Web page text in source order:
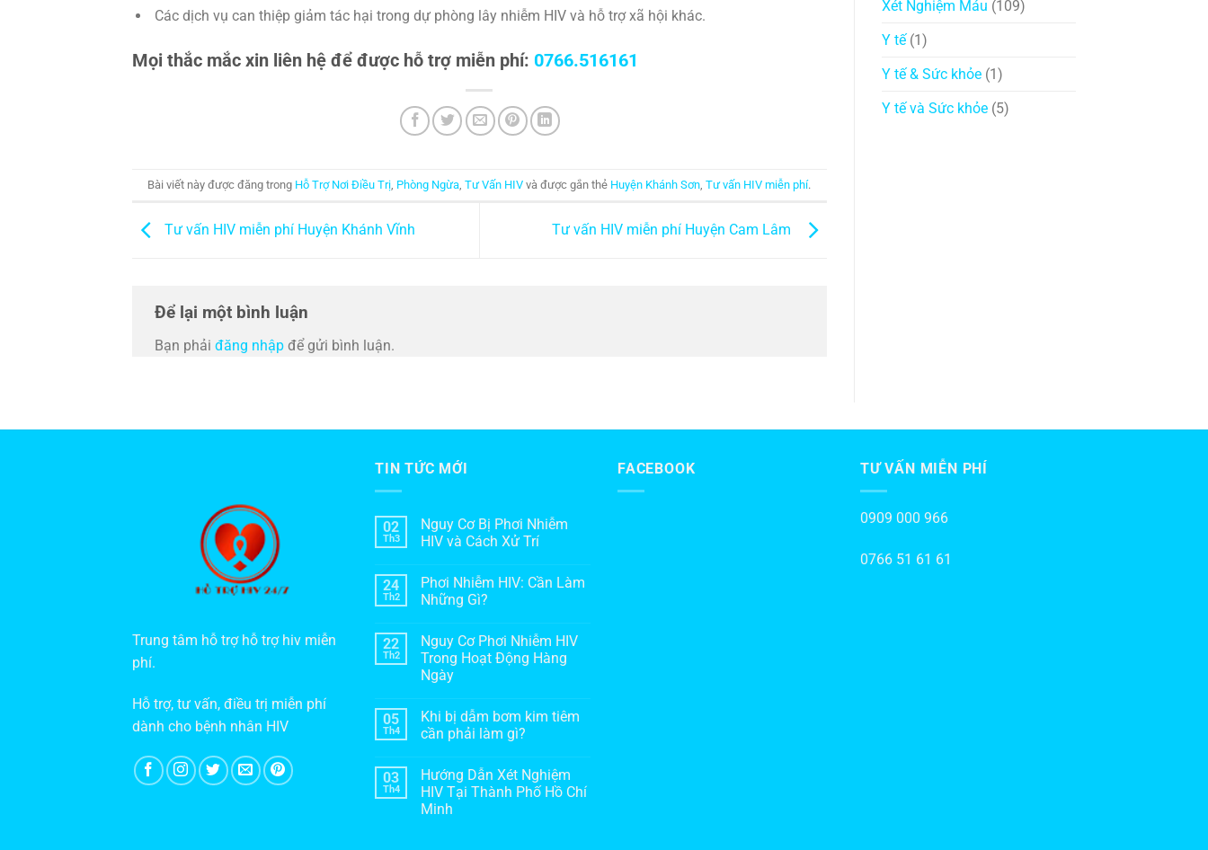
Các dịch vụ can thiệp giảm tác hại trong dự phòng lây nhiễm HIV và hỗ trợ xã hội khác.
Mọi thắc mắc xin liên hệ để được hỗ trợ miễn phí: 0766.516161
Bài viết này được đăng trong Hỗ Trợ Nơi Điều Trị Phòng Ngừa ,Tư Vấn HIV và được gắn thẻ Huyện Khánh Sơn ,Tư vấn HIV miễn phí.
Tư vấn HIV miễn phí Huyện Khánh Vĩnh Tư vấn HIV miễn phí Huyện Cam Lâm
Để lại một bình luận
Bạn phải đăng nhập để gửi bình luận.
Xét Nghiệm Máu (109)
Y tế(1)
Y tế & Sức khỏe(1)
Y tế và Sức khỏe(5)
Trung tâm hỗ trợ hỗ trợ hiv miễn
phí.
Hỗ trợ, tư vấn, điều trị miễn phí
dành cho bệnh nhân HIV
TIN TỨC MỚI
02
Th3
Nguy Cơ Bị Phơi Nhiễm
HIV và Cách Xử Trí
24
Th2
Phơi Nhiễm HIV: Cần Làm
Những Gì?
22
Th2
Nguy Cơ Phơi Nhiễm HIV
Trong Hoạt Động Hàng
Ngày
05
Th4
Khi bị dẫm bơm kim tiêm
cần phải làm gì?
03
Th4
Hướng Dẫn Xét Nghiệm
HIV Tại Thành Phố Hồ Chí
Minh
FACEBOOK TƯ VẤN MIỄN PHÍ
0909 000 966
0766 51 61 61